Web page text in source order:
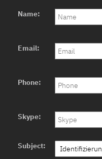
Name:
Email:
Phone:
Skype:
Subject: